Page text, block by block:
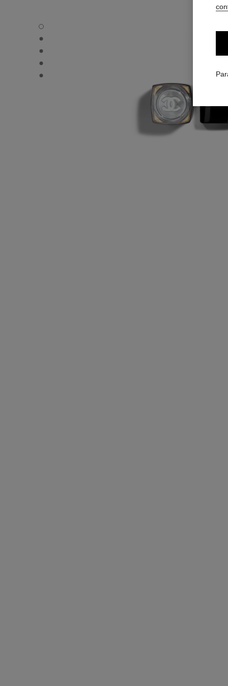
ROUGE COCO FLASH - Vue par défaut
ROUGE COCO FLASH - Vue alternative 1
ROUGE COCO FLASH - Vue alternative 2
ROUGE COCO FLASH - Vue basique texture
ROUGE COCO FLASH - Autre vue